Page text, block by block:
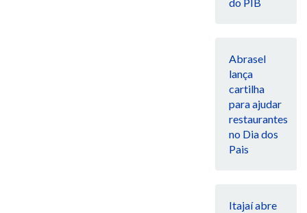
Abrasel
lança
cartilha
para ajudar
restaurantes
no Dia dos
Pais
Itajaí abre